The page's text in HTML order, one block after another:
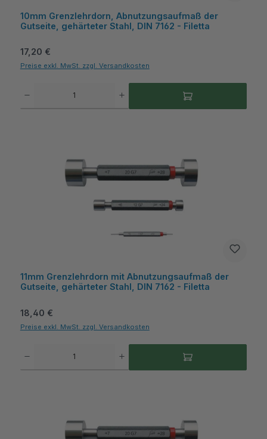
10mm Grenzlehrdorn, Abnutzungsaufmaß der
Gutseite, gehärteter Stahl, DIN 7162 - Filetta
Regulärer Preis:
17,20 €
Preise exkl. MwSt. zzgl. Versandkosten
11mm Grenzlehrdorn mit Abnutzungsaufmaß der
Gutseite, gehärteter Stahl, DIN 7162 - Filetta
Regulärer Preis:
18,40 €
Preise exkl. MwSt. zzgl. Versandkosten